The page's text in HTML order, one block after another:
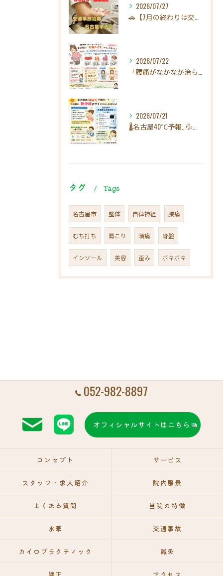
2026/07/27
2026/07/22
2026/07/21
タグ Tags
名古屋市 整体 自律神経 腰痛
むち打ち 肩こり 頭痛 骨盤
インソール 美容 歪み ボキボキ
052-982-8897
オフィシャルサイトはこちら
コンセプト サービス
スタッフ・求人紹介 院内風景
よくある質問 当院の特徴
水素 交通事故
カイロプラクティック 鍼灸